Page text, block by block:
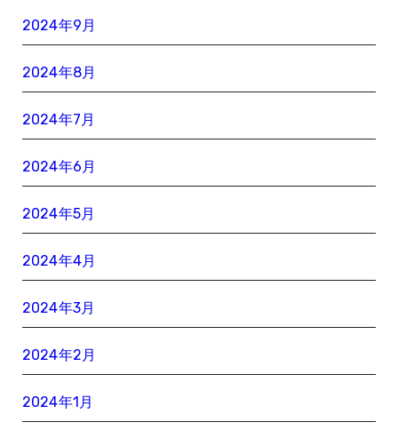
2024年9月
2024年8月
2024年7月
2024年6月
2024年5月
2024年4月
2024年3月
2024年2月
2024年1月